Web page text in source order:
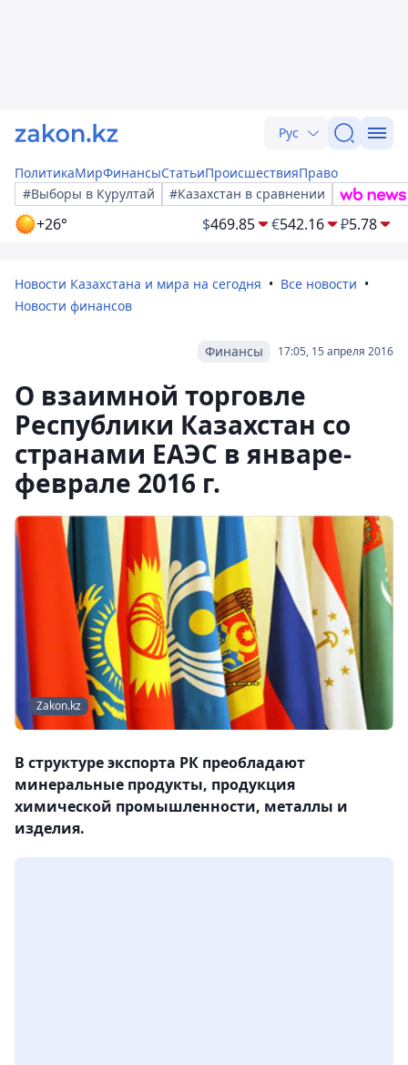
Рус
ПолитикаМирФинансыСтатьиПроисшествияПраво
#Выборы в Курултай
#Казахстан в сравнении
+26° $469.85 €542.16 ₽5.78
Новости Казахстана и мира на сегодня
Все новости
Новости финансов
17:05, 15 апреля 2016
Финансы
О взаимной торговле
Республики Казахстан со
странами ЕАЭС в январе-
феврале 2016 г.
Zakon.kz
В структуре экспорта РК преобладают
минеральные продукты, продукция
химической промышленности, металлы и
изделия.